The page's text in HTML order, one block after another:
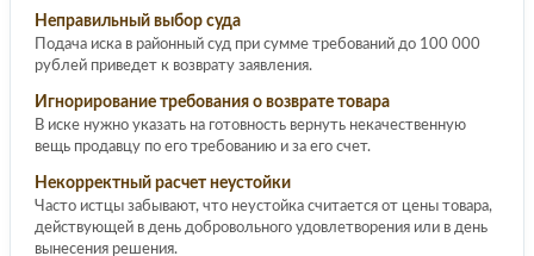
Неправильный выбор суда
Подача иска в районный суд при сумме требований до 100 000
рублей приведет к возврату заявления.
Игнорирование требования о возврате товара
В иске нужно указать на готовность вернуть некачественную
вещь продавцу по его требованию и за его счет.
Некорректный расчет неустойки
Часто истцы забывают, что неустойка считается от цены товара,
действующей в день добровольного удовлетворения или в день
вынесения решения.